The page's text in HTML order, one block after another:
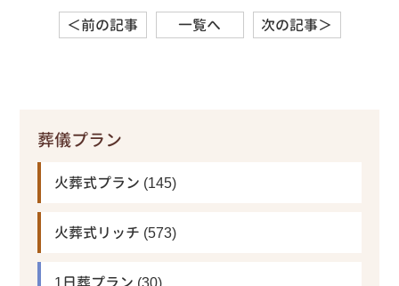
＜前の記事 一覧へ 次の記事＞
葬儀プラン
火葬式プラン (145)
火葬式リッチ (573)